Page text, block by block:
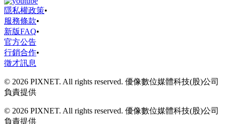
隱私權政策•
服務條款•
新版FAQ•
官方公告
行銷合作•
徵才訊息
© 2026 PIXNET. All rights reserved. 優像數位媒體科技(股)公司
負責提供
© 2026 PIXNET. All rights reserved. 優像數位媒體科技(股)公司
負責提供